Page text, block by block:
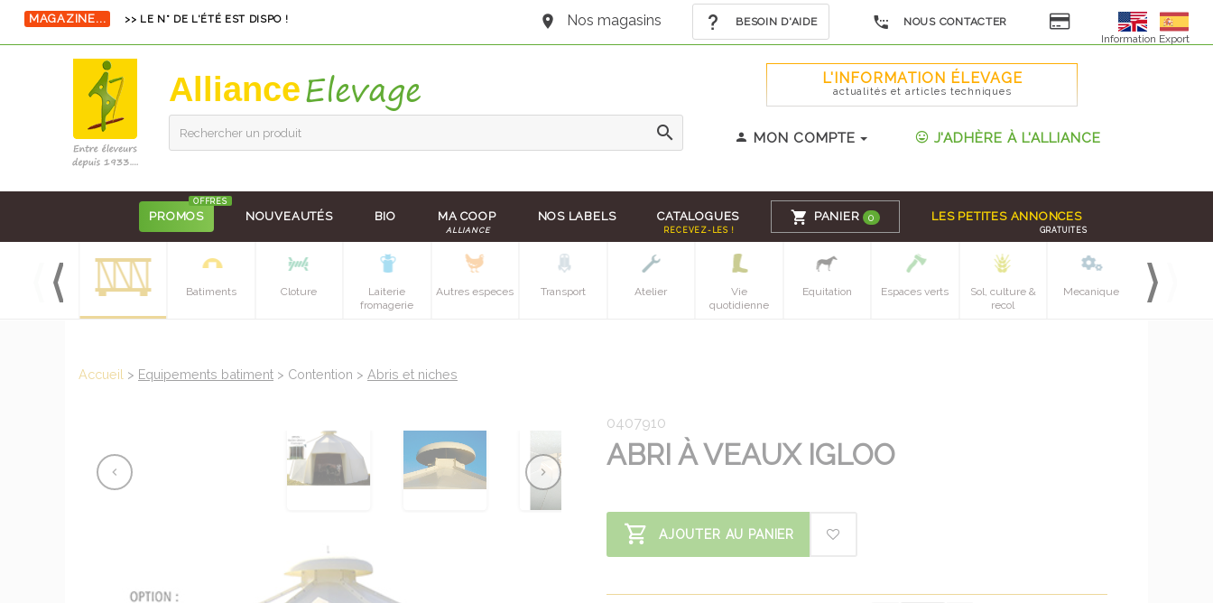
MAGAZINE...
>> LE N° DE L'ÉTÉ EST DISPO !
Nos magasins BESOIN D'AIDE
NOUS CONTACTER
Information Export
Alliance
Rechercher un produit
L'INFORMATION ÉLEVAGE
actualités et articles techniques
MON COMPTE J'ADHÈRE À L'ALLIANCE
PROMOS
OFFRES
NOUVEAUTÉS BIO MA COOP
ALLIANCE
NOS LABELS CATALOGUES
RECEVEZ-LES !
PANIER 0 LES PETITES ANNONCES
GRATUITES
Hygiene et
Batiments Cloture
Laiterie
fromagerie
Autres especes Transport Atelier
Vie
quotidienne
Equitation Espaces verts
Sol, culture &
recol
Mecanique
Accueil > Equipements batiment > Contention > Abris et niches
0407910
ABRI À VEAUX IGLOO
AJOUTER AU PANIER